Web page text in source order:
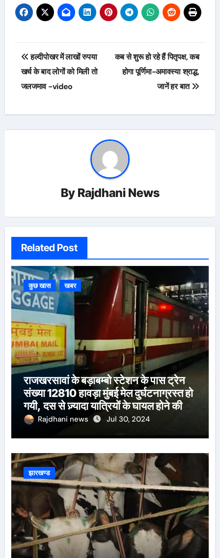
Post
navigation
हल्दीपोखर में लाखों रुपया
खर्च के बाद लोगों को मिली तो
जलजमाव -video
कब से शुरू हो रहे हैं पितृपक्ष, कब
होगा पूर्णिमा-अमावस्या श्राद्ध,
जानें हर बात
By Rajdhani News
Related Post
कुछ खास खबर
राजखरसावां के बड़ाबम्बो स्टेशन के पास ट्रेन
संख्या 12810 हावड़ा मुंबई मेल दुर्घटनाग्रस्त हो
गयी, दस से ज़्यादा यात्रियों के घायल होने की
खबर।सरायकेला के वरीय पदाधिकारी
Rajdhani news Jul 30, 2024
झारखण्ड